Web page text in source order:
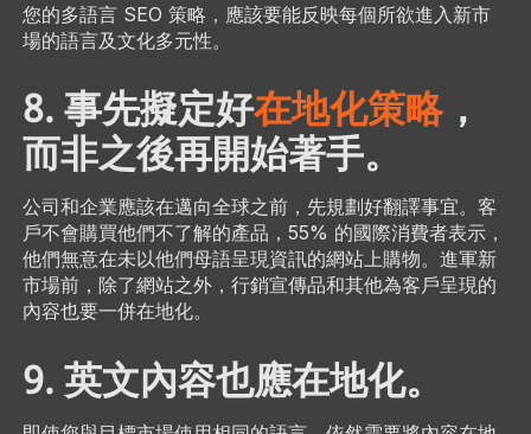
您的多語言 SEO 策略，應該要能反映每個所欲進入新市
場的語言及文化多元性。
8. 事先擬定好在地化策略，
而非之後再開始著手。
公司和企業應該在邁向全球之前，先規劃好翻譯事宜。客
戶不會購買他們不了解的產品，55% 的國際消費者表示，
他們無意在未以他們母語呈現資訊的網站上購物。進軍新
市場前，除了網站之外，行銷宣傳品和其他為客戶呈現的
內容也要一併在地化。
9. 英文內容也應在地化。